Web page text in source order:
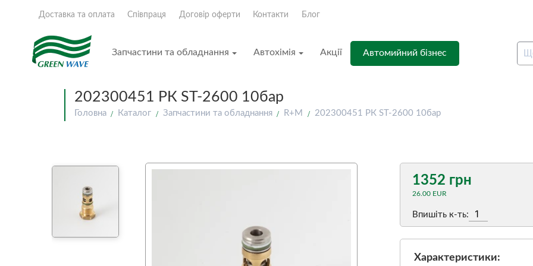
Доставка та оплата Співпраця Договір оферти Контакти Блог
Запчастини та обладнання Автохімія Акції Автомийний бізнес
202300451 РК ST-2600 10бар
Головна Каталог Запчастини та обладнання R+M 202300451 РК ST-2600 10бар
1352 грн
26.00 EUR
Впишіть к-ть:
Характеристики: